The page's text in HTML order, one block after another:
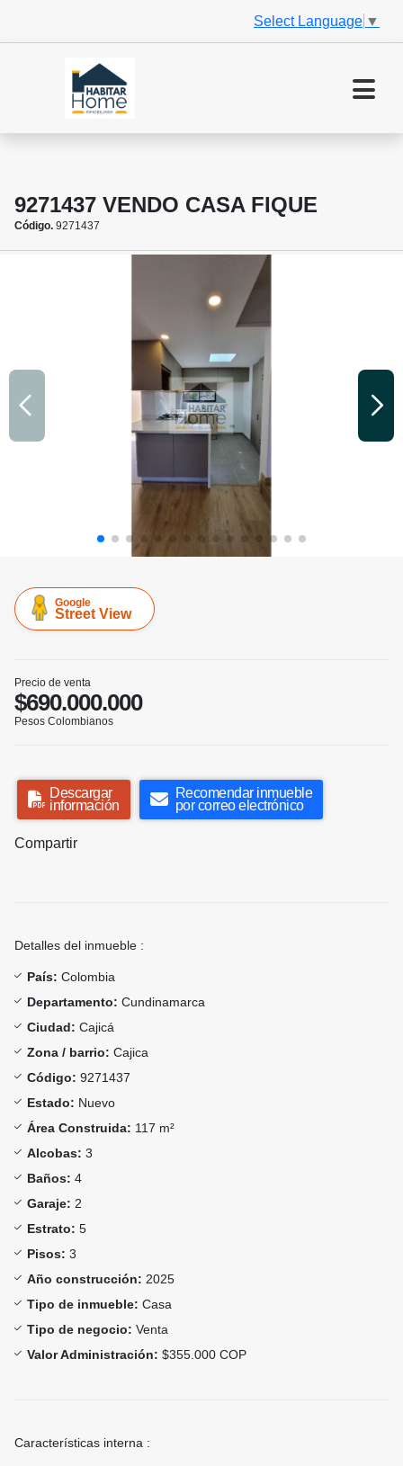
Select Language ▼
9271437 VENDO CASA FIQUE
Código. 9271437
Google
Street View
Precio de venta
$690.000.000
Pesos Colombianos
Descargar
información
Recomendar inmueble
por correo electrónico
Compartir
Detalles del inmueble :
País: Colombia
Departamento: Cundinamarca
Ciudad: Cajicá
Zona / barrio: Cajica
Código: 9271437
Estado: Nuevo
Área Construida: 117 m²
Alcobas: 3
Baños: 4
Garaje: 2
Estrato: 5
Pisos: 3
Año construcción: 2025
Tipo de inmueble: Casa
Tipo de negocio: Venta
Valor Administración: $355.000 COP
Características interna :